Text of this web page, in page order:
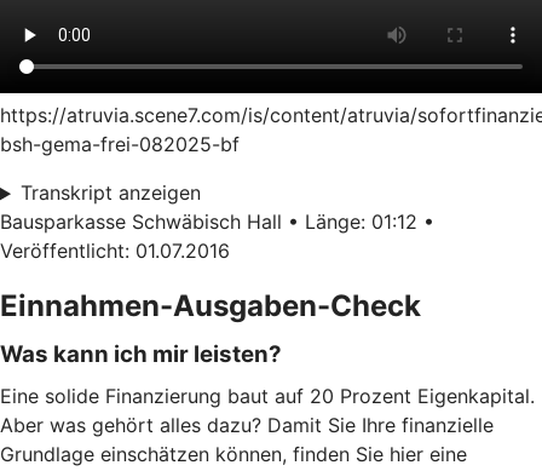
https://atruvia.scene7.com/is/content/atruvia/
bsh-gema-frei-082025-bf
Transkript anzeigen
Bausparkasse Schwäbisch Hall • Länge: 01:12 •
Veröffentlicht: 01.07.2016
Einnahmen-Ausgaben-Check
Was kann ich mir leisten?
Eine solide Finanzierung baut auf 20 Prozent Eigenkapital.
Aber was gehört alles dazu? Damit Sie Ihre finanzielle
Grundlage einschätzen können, finden Sie hier eine